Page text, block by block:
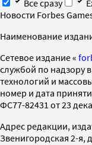
Все сразу
Новости Forbes
Наименование
Cетевое издание «
службой по надзору
технологий и
номер и дата
ФС77-82431 от 23
Адрес редакции,
Звенигородская 2-я,